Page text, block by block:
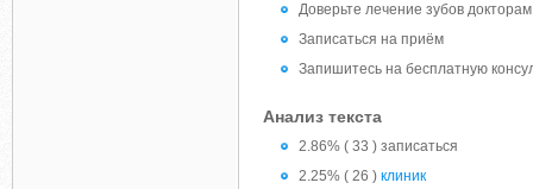
Доверьте лечение зубов
Записаться на приём
Запишитесь на бесплатную
Анализ текста
2.86% ( 33 ) записаться
2.25% ( 26 ) клиник